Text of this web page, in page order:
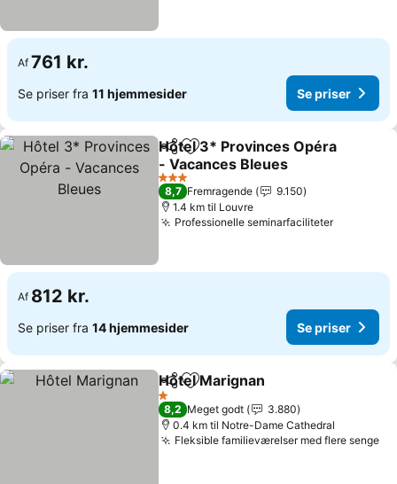
Af 761 kr.
Se priser fra 11 hjemmesider Se priser
Del Føj til favoritter
Hôtel 3* Provinces Opéra
- Vacances Bleues
Se priser
3 Stjerner
8,7 Fremragende
9.150
1.4 km til Louvre
Professionelle seminarfaciliteterSe priser
Af 812 kr.
Se priser fra 14 hjemmesider Se priser
Del Føj til favoritter
Hôtel Marignan
1 Stjerner
8,2 Meget godt
3.880
0.4 km til Notre-Dame Cathedral
Fleksible familieværelser med flere senge